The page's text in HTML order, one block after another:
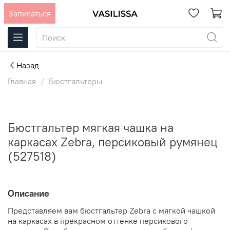
Записаться
Назад
Главная
Бюстгальтеры
Бюстгальтер мягкая чашка на
каркасах Zebra, персиковый румянец
(527518)
Описание
Представляем вам бюстгальтер Zebra с мягкой чашкой
на каркасах в прекрасном оттенке персикового